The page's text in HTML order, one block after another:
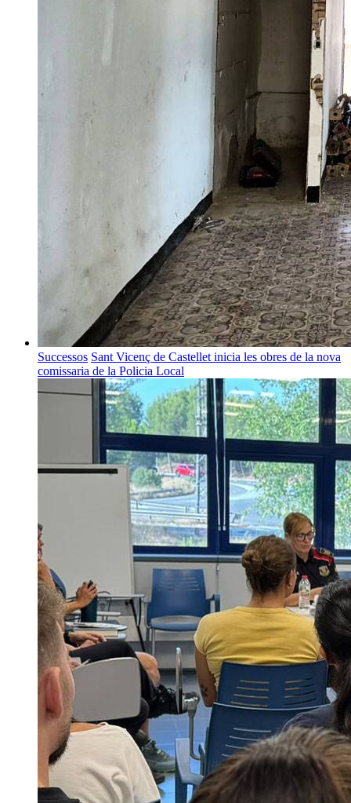
Successos Sant Vicenç de Castellet inicia les obres de la nova
comissaria de la Policia Local